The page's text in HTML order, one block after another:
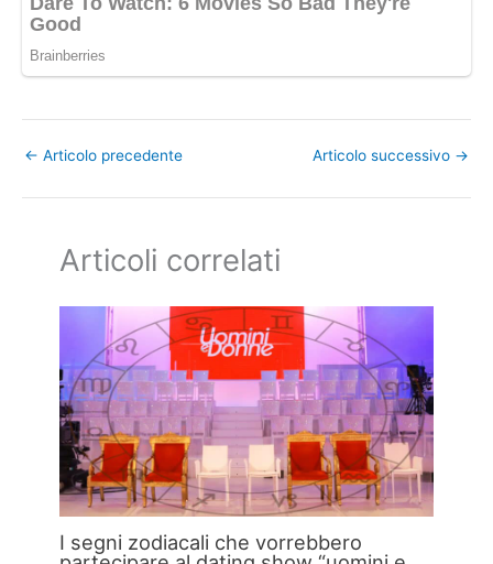
← Articolo precedente Articolo successivo →
Articoli correlati
I segni zodiacali che vorrebbero